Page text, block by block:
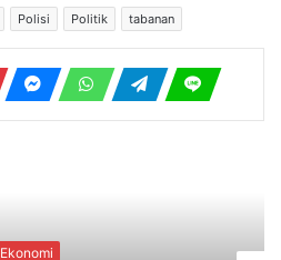
Polisi Politik tabanan